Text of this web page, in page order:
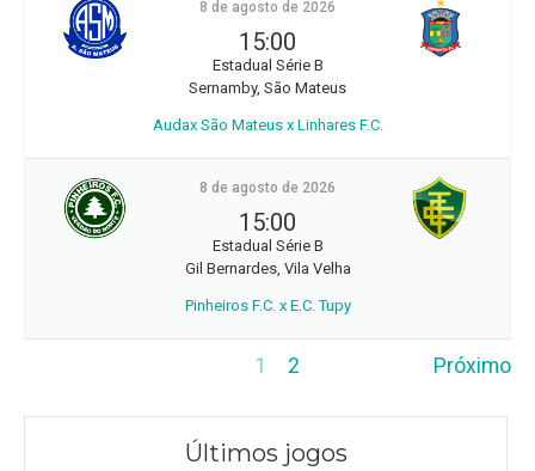
8 de agosto de 2026
15:00
Estadual Série B
Sernamby, São Mateus
Audax São Mateus x Linhares F.C.
8 de agosto de 2026
15:00
Estadual Série B
Gil Bernardes, Vila Velha
Pinheiros F.C. x E.C. Tupy
1 2 Próximo
Últimos jogos